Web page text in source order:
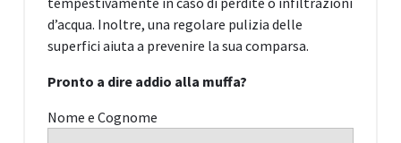
d’acqua. Inoltre, una regolare pulizia delle
superfici aiuta a prevenire la sua comparsa.
Pronto a dire addio alla muffa?
Nome e Cognome